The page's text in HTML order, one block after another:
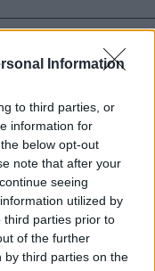
Information
to third parties, or
information for
below opt-out
note that after your
seeing
utilized by
third parties prior to
of the further
by third parties on the
City Index, Trento